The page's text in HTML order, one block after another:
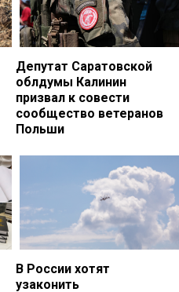
Депутат Саратовской
облдумы Калинин
призвал к совести
сообщество ветеранов
Польши
В России хотят
узаконить